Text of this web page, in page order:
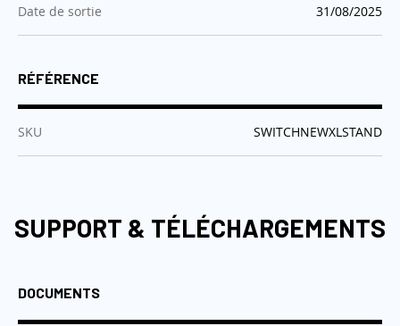
Date de sortie :31/08/2025
RÉFÉRENCE
SKU :SWITCHNEWXLSTAND
SUPPORT & TÉLÉCHARGEMENTS
DOCUMENTS